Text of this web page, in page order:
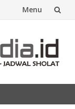
Menu